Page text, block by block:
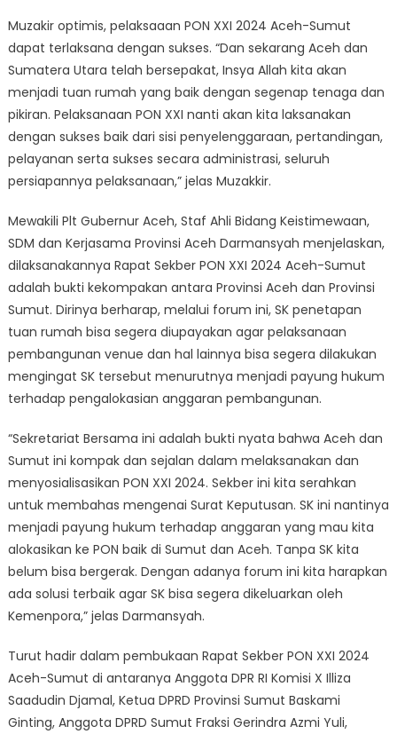
Muzakir optimis, pelaksaaan PON XXI 2024 Aceh-Sumut
dapat terlaksana dengan sukses. “Dan sekarang Aceh dan
Sumatera Utara telah bersepakat, Insya Allah kita akan
menjadi tuan rumah yang baik dengan segenap tenaga dan
pikiran. Pelaksanaan PON XXI nanti akan kita laksanakan
dengan sukses baik dari sisi penyelenggaraan, pertandingan,
pelayanan serta sukses secara administrasi, seluruh
persiapannya pelaksanaan,” jelas Muzakkir.
Mewakili Plt Gubernur Aceh, Staf Ahli Bidang Keistimewaan,
SDM dan Kerjasama Provinsi Aceh Darmansyah menjelaskan,
dilaksanakannya Rapat Sekber PON XXI 2024 Aceh-Sumut
adalah bukti kekompakan antara Provinsi Aceh dan Provinsi
Sumut. Dirinya berharap, melalui forum ini, SK penetapan
tuan rumah bisa segera diupayakan agar pelaksanaan
pembangunan venue dan hal lainnya bisa segera dilakukan
mengingat SK tersebut menurutnya menjadi payung hukum
terhadap pengalokasian anggaran pembangunan.
“Sekretariat Bersama ini adalah bukti nyata bahwa Aceh dan
Sumut ini kompak dan sejalan dalam melaksanakan dan
menyosialisasikan PON XXI 2024. Sekber ini kita serahkan
untuk membahas mengenai Surat Keputusan. SK ini nantinya
menjadi payung hukum terhadap anggaran yang mau kita
alokasikan ke PON baik di Sumut dan Aceh. Tanpa SK kita
belum bisa bergerak. Dengan adanya forum ini kita harapkan
ada solusi terbaik agar SK bisa segera dikeluarkan oleh
Kemenpora,” jelas Darmansyah.
Turut hadir dalam pembukaan Rapat Sekber PON XXI 2024
Aceh-Sumut di antaranya Anggota DPR RI Komisi X Illiza
Saadudin Djamal, Ketua DPRD Provinsi Sumut Baskami
Ginting, Anggota DPRD Sumut Fraksi Gerindra Azmi Yuli,